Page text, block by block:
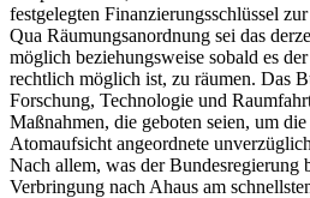
festgelegten Finanzierungsschlüssel
Qua Räumungsanordnung sei das
möglich beziehungsweise sobald es
rechtlich möglich ist, zu räumen. Das
Forschung, Technologie und
Maßnahmen, die geboten seien, um
Atomaufsicht angeordnete
Nach allem, was der Bundesregierung
Verbringung nach Ahaus am